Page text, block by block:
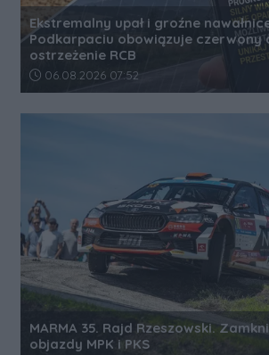
Ekstremalny upał i groźne
Podkarpaciu obowiązuje czerwony
ostrzeżenie RCB
Data dodania artykułu:
06.08.2026 07:52
MARMA 35. Rajd Rzeszowski.
objazdy MPK i PKS